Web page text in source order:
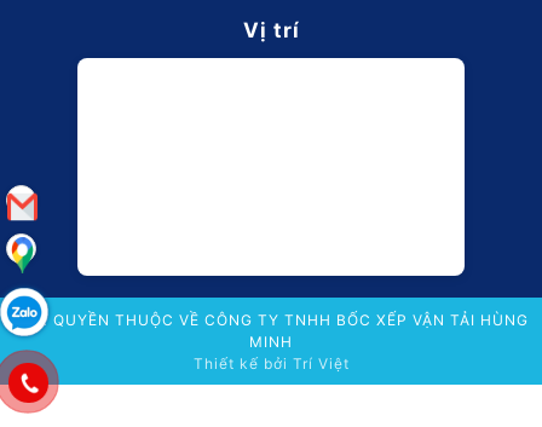
Vị trí
BẢN QUYỀN THUỘC VỀ CÔNG TY TNHH BỐC XẾP VẬN TẢI HÙNG
MINH
Thiết kế bởi Trí Việt